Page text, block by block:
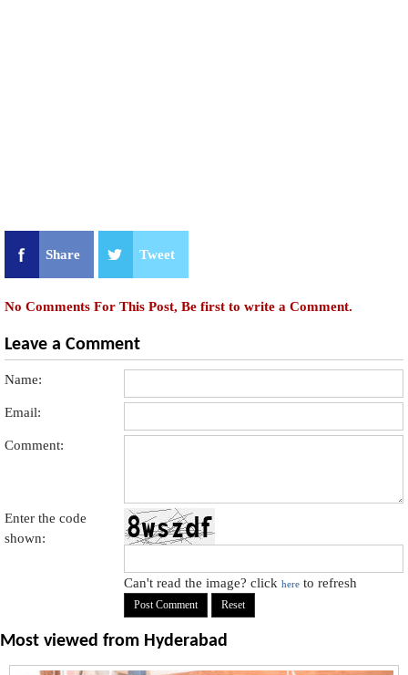
Share Tweet
No Comments For This Post, Be first to write a Comment.
Leave a Comment
Name:
Email:
Comment:
Enter the code
shown:
Can't read the image? clickhere to refresh
Most viewed from Hyderabad